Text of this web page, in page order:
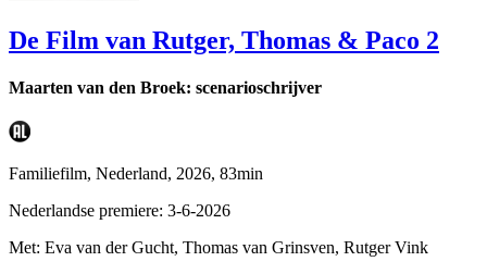
De Film van Rutger, Thomas & Paco 2
Maarten van den Broek: scenarioschrijver
Familiefilm, Nederland, 2026, 83min
Nederlandse premiere: 3-6-2026
Met: Eva van der Gucht, Thomas van Grinsven, Rutger Vink